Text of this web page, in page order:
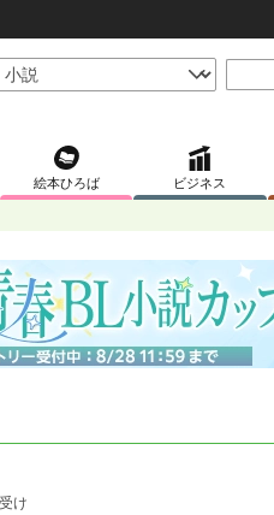
絵本ひろば ビジネス
け